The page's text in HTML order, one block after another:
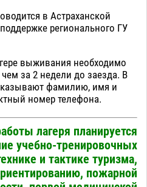
в Астраханской
регионального ГУ
выживания необходимо
за 2 недели до заезда. В
фамилию, имя и
номер телефона.
лагеря планируется
учебно-тренировочных
и тактике туризма,
пожарной